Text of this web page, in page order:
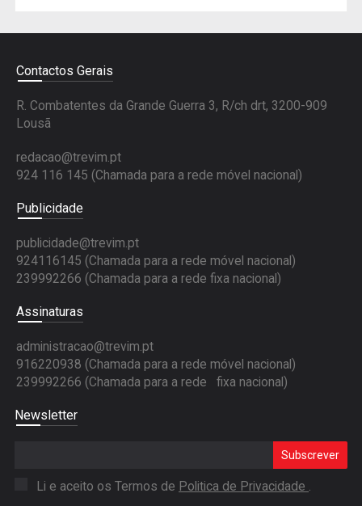
Contactos Gerais
R. Combatentes da Grande Guerra 3, R/ch drt, 3200-909
Lousã
redacao@trevim.pt
924 116 145 (Chamada para a rede móvel nacional)
Publicidade
publicidade@trevim.pt
924116145 (Chamada para a rede móvel nacional)
239992266 (Chamada para a rede fixa nacional)
Assinaturas
administracao@trevim.pt
916220938 (Chamada para a rede móvel nacional)
239992266 (Chamada para a rede fixa nacional)
Newsletter
Subscrever
Li e aceito os Termos de Politica de Privacidade .